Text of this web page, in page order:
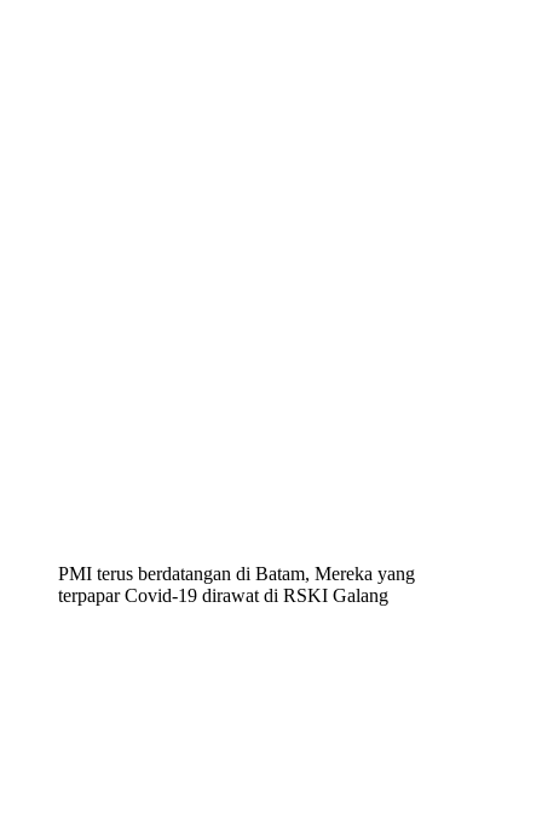
PMI terus berdatangan di Batam, Mereka yang
terpapar Covid-19 dirawat di RSKI Galang